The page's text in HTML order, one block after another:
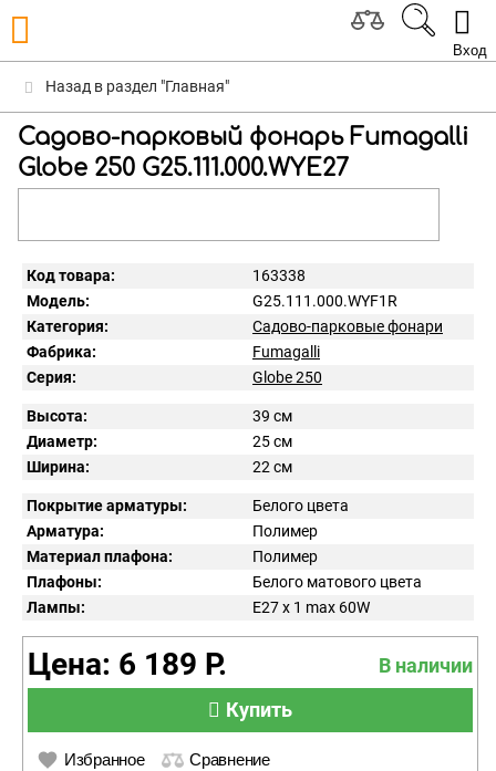
Вход
Назад в раздел "Главная"
Садово-парковый фонарь Fumagalli
Globe 250 G25.111.000.WYE27
Код товара:
163338
Модель:
G25.111.000.WYF1R
Категория:
Садово-парковые фонари
Фабрика:
Fumagalli
Серия:
Globe 250
Высота:
39 см
Диаметр:
25 см
Ширина:
22 см
Покрытие арматуры:
Белого цвета
Арматура:
Полимер
Материал плафона:
Полимер
Плафоны:
Белого матового цвета
Лампы:
E27 x 1 max 60W
Цена: 6 189 Р.
В наличии
Купить
Избранное Сравнение